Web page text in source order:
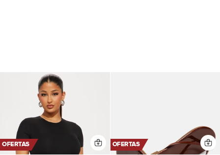
OFERTAS OFERTAS